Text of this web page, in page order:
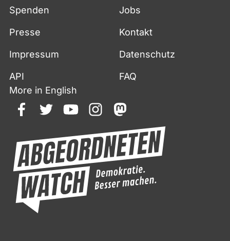
Spenden Jobs
Presse Kontakt
Impressum Datenschutz
API
FAQ
More in English
facebooktwitteryoutubeinstagrammastodon